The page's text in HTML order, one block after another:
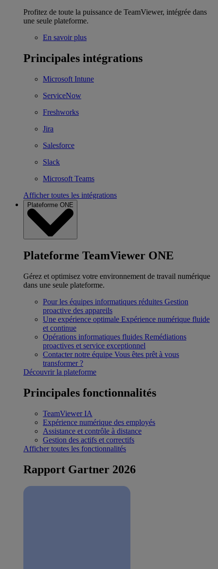
Profitez de toute la puissance de TeamViewer, intégrée dans
une seule plateforme.
En savoir plus
Principales intégrations
Microsoft Intune
ServiceNow
Freshworks
Jira
Salesforce
Slack
Microsoft Teams
Afficher toutes les intégrations
Plateforme ONE
Plateforme TeamViewer ONE
Gérez et optimisez votre environnement de travail numérique
dans une seule plateforme.
Pour les équipes informatiques réduites Gestion
proactive des appareils
Une expérience optimale Expérience numérique fluide
et continue
Opérations informatiques fluides Remédiations
proactives et service exceptionnel
Contacter notre équipe Vous êtes prêt à vous
transformer ?
Découvrir la plateforme
Principales fonctionnalités
TeamViewer IA
Expérience numérique des employés
Assistance et contrôle à distance
Gestion des actifs et correctifs
Afficher toutes les fonctionnalités
Rapport Gartner 2026